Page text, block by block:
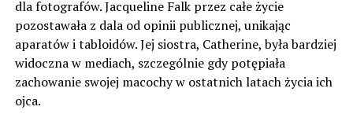
dla fotografów. Jacqueline Falk przez całe życie
pozostawała z dala od opinii publicznej, unikając
aparatów i tabloidów. Jej siostra, Catherine, była bardziej
widoczna w mediach, szczególnie gdy potępiała
zachowanie swojej macochy w ostatnich latach życia ich
ojca.